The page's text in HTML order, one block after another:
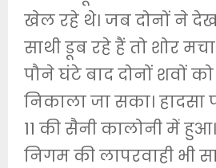
खेल रहे थे। जब दोनों ने
साथी डूब रहे हैं तो शोर
पौने घंटे बाद दोनों शवों
निकाला जा सका। हादसा
11 की सैनी कालोनी में
निगम की लापरवाही भी